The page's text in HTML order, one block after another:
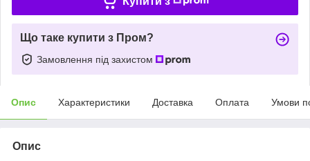
Що таке купити з Пром?
Замовлення під захистом
Опис Характеристики Доставка Оплата Умови
Опис